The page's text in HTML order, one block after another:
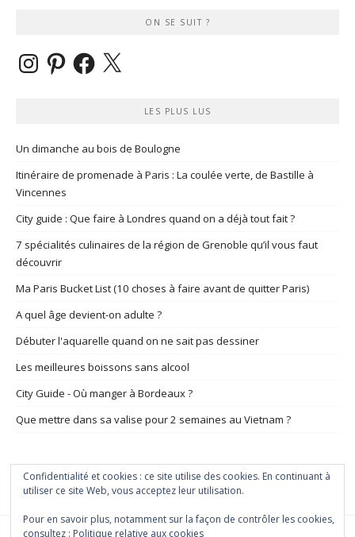
ON SE SUIT ?
InstagramPinterestFacebook
X
LES PLUS LUS
Un dimanche au bois de Boulogne
Itinéraire de promenade à Paris : La coulée verte, de Bastille à
Vincennes
City guide : Que faire à Londres quand on a déjà tout fait ?
7 spécialités culinaires de la région de Grenoble qu’il vous faut
découvrir
Ma Paris Bucket List (10 choses à faire avant de quitter Paris)
A quel âge devient-on adulte ?
Débuter l'aquarelle quand on ne sait pas dessiner
Les meilleures boissons sans alcool
City Guide - Où manger à Bordeaux ?
Que mettre dans sa valise pour 2 semaines au Vietnam ?
Confidentialité et cookies : ce site utilise des cookies. En continuant à
utiliser ce site Web, vous acceptez leur utilisation.
Pour en savoir plus, notamment sur la façon de contrôler les cookies,
consultez : Politique relative aux cookies